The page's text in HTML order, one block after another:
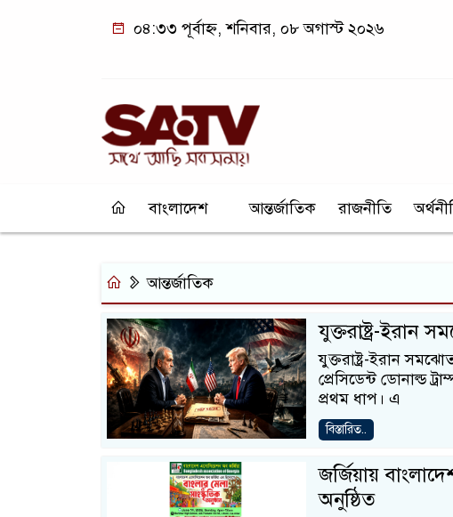
০৪:৩৩ পূর্বাহ্ন, শনিবার, ০৮ অগাস্ট ২০২৬
বাংলাদেশ আন্তর্জাতিক রাজনীতি
আন্তর্জাতিক
যুক্তরাষ্ট্র-ইরান
যুক্তরাষ্ট্র-ইরান
প্রেসিডেন্ট ডোনাল্ড
প্রথম ধাপ। এ
বিস্তারিত..
জর্জিয়ায়
অনুষ্ঠিত